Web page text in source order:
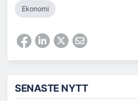
Ekonomi
SENASTE NYTT